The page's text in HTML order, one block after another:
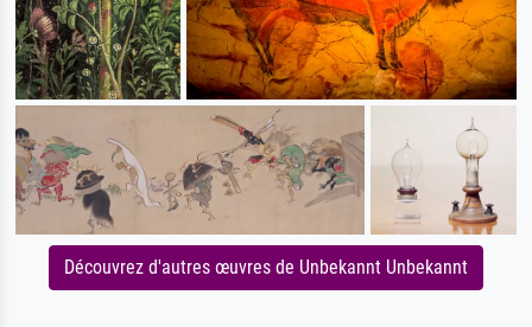
Découvrez d'autres œuvres de Unbekannt Unbekannt